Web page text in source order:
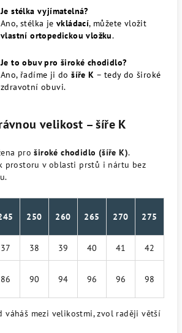
Je stélka vyjímatelná?
Ano, stélka je vkládací, můžete vložit
vlastní ortopedickou vložku.
Je to obuv pro široké chodidlo?
Ano, řadíme ji došíře K – tedy do široké
zdravotní obuvi.
velikost – šíře K
proširoké chodidlo (šíře K).
prostoru v oblasti prstů i nártu bez
250 260 265 270 275
37 38 39 40 41 42
86 90 94 96 96 98
váháš mezi velikostmi, zvol raději větší